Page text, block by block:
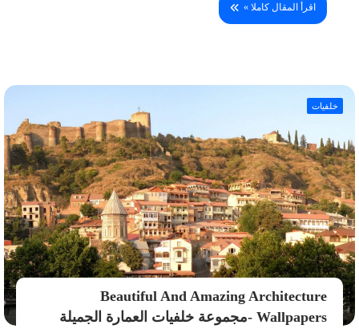
اقرأ المقال كاملا »
خلفيات
Beautiful And Amazing Architecture
Wallpapers -مجموعة خلفيات العمارة الجميلة